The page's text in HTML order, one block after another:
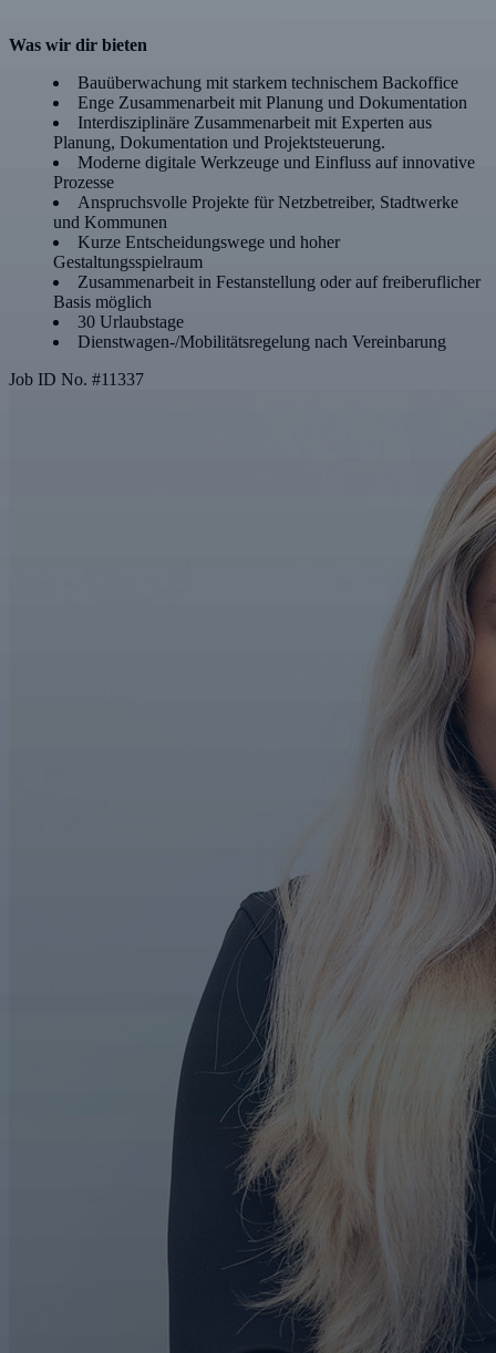
Was wir dir bieten
Bauüberwachung mit starkem technischem Backoffice
Enge Zusammenarbeit mit Planung und Dokumentation
Interdisziplinäre Zusammenarbeit mit Experten aus
Planung, Dokumentation und Projektsteuerung.
Moderne digitale Werkzeuge und Einfluss auf innovative
Prozesse
Anspruchsvolle Projekte für Netzbetreiber, Stadtwerke
und Kommunen
Kurze Entscheidungswege und hoher
Gestaltungsspielraum
Zusammenarbeit in Festanstellung oder auf freiberuflicher
Basis möglich
30 Urlaubstage
Dienstwagen-/Mobilitätsregelung nach Vereinbarung
Job ID No. #11337